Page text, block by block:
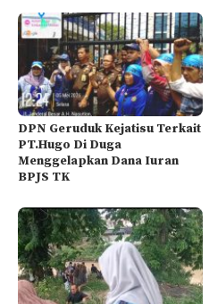
DPN Geruduk Kejatisu Terkait
PT.Hugo Di Duga
Menggelapkan Dana Iuran
BPJS TK